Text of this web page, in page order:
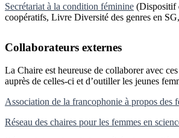
Secrétariat à la condition féminine (Dispositif
coopératifs, Livre Diversité des genres en
Collaborateurs externes
La Chaire est heureuse de collaborer avec
auprès de celles-ci et d’outiller les jeunes
Association de la francophonie à propos des
Réseau des chaires pour les femmes en